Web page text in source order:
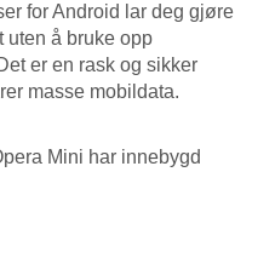
for Android lar deg gjøre
uten å bruke opp
er en rask og sikker
masse mobildata.
Mini har innebygd